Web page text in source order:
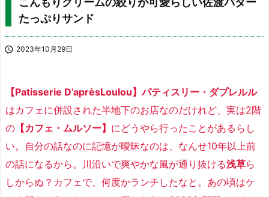
検索
たっぷりサンド
 2023年10月29日
【Patisserie D’aprèsLoulou】パティスリー・ダプレルル
はカフェに併設された半地下のお店なのだけれど、実は2階
の 【カフェ・ムルソー】 にどうやら行ったことがあるらし
い。自分の話なのに記憶が曖昧なのは、なんせ10年以上前
の話になるから。川沿いで爽やかな風が通り抜ける浅草ら
しからぬ？カフェで、何度かランチしたなと。あの頃はケ